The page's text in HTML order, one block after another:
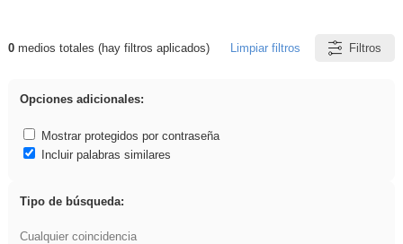
Resultados de: Eventos
0medios totales (hay filtros aplicados) Limpiar filtros Filtros
Opciones adicionales:
Mostrar protegidos por contraseña
Incluir palabras similares
Tipo de búsqueda:
Cualquier coincidencia